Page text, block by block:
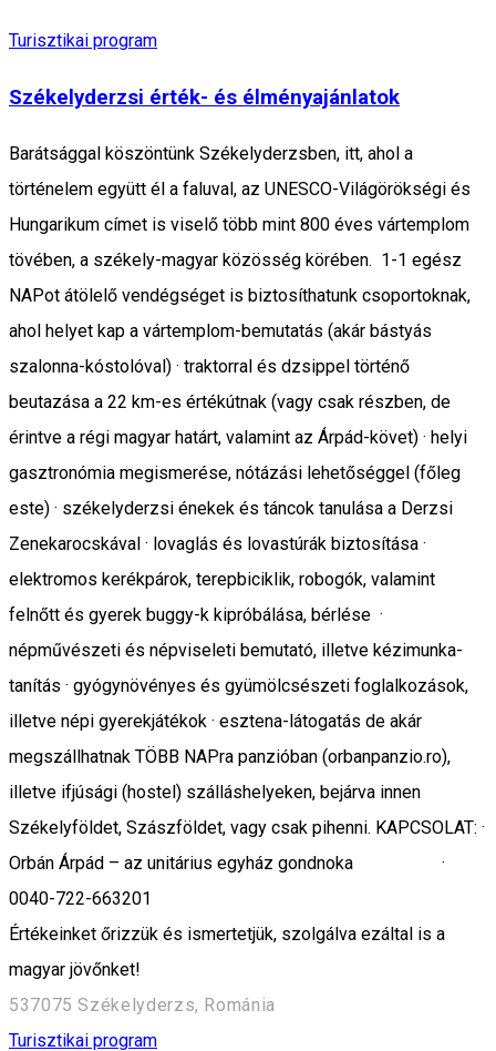
Turisztikai program
Székelyderzsi érték- és élményajánlatok
Barátsággal köszöntünk Székelyderzsben, itt, ahol a
történelem együtt él a faluval, az UNESCO-Világörökségi és
Hungarikum címet is viselő több mint 800 éves vártemplom
tövében, a székely-magyar közösség körében. 1-1 egész
NAPot átölelő vendégséget is biztosíthatunk csoportoknak,
ahol helyet kap a vártemplom-bemutatás (akár bástyás
szalonna-kóstolóval) · traktorral és dzsippel történő
beutazása a 22 km-es értékútnak (vagy csak részben, de
érintve a régi magyar határt, valamint az Árpád-követ) · helyi
gasztronómia megismerése, nótázási lehetőséggel (főleg
este) · székelyderzsi énekek és táncok tanulása a Derzsi
Zenekarocskával · lovaglás és lovastúrák biztosítása ·
elektromos kerékpárok, terepbiciklik, robogók, valamint
felnőtt és gyerek buggy-k kipróbálása, bérlése ·
népművészeti és népviseleti bemutató, illetve kézimunka-
tanítás · gyógynövényes és gyümölcsészeti foglalkozások,
illetve népi gyerekjátékok · esztena-látogatás de akár
megszállhatnak TÖBB NAPra panzióban (orbanpanzio.ro),
illetve ifjúsági (hostel) szálláshelyeken, bejárva innen
Székelyföldet, Szászföldet, vagy csak pihenni. KAPCSOLAT: ·
Orbán Árpád – az unitárius egyház gondnoka ·
0040-722-663201
Értékeinket őrizzük és ismertetjük, szolgálva ezáltal is a
magyar jövőnket!
537075 Székelyderzs, Románia
Turisztikai program